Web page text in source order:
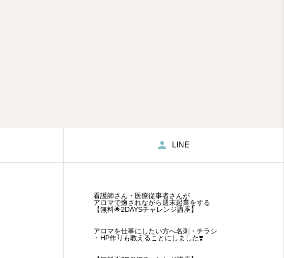
LINE
看護師さん・医療従事者さんが
アロマで癒されながら週末起業をする
【無料🌟2DAYSチャレンジ講座】
アロマを仕事にしたい方へ名刺・チラシ
・HP作りも教えることにしました❣️